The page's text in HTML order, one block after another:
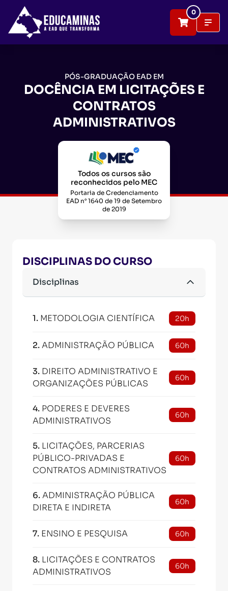
0
PÓS-GRADUAÇÃO EAD EM
DOCÊNCIA EM LICITAÇÕES E
CONTRATOS
ADMINISTRATIVOS
Todos os cursos são
reconhecidos pelo MEC
Portaria de Credenciamento
EAD n° 1640 de 19 de Setembro
de 2019
DISCIPLINAS DO CURSO
Disciplinas
1. METODOLOGIA CIENTÍFICA 20h
2.ADMINISTRAÇÃO PÚBLICA 60h
3. DIREITO ADMINISTRATIVO E
ORGANIZAÇÕES PÚBLICAS
60h
4. PODERES E DEVERES
ADMINISTRATIVOS
60h
5. LICITAÇÕES, PARCERIAS
PÚBLICO-PRIVADAS E
CONTRATOS ADMINISTRATIVOS
60h
6.ADMINISTRAÇÃO PÚBLICA
DIRETA E INDIRETA
60h
7. ENSINO E PESQUISA 60h
8. LICITAÇÕES E CONTRATOS
ADMINISTRATIVOS
60h